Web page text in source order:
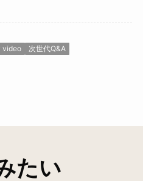
video
次世代Q&A
たい